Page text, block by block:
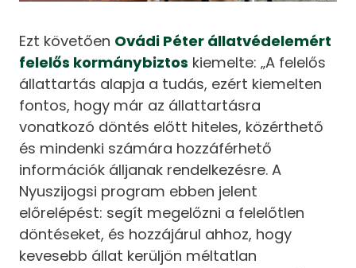
Ezt követően Ovádi Péter állatvédelemért
felelős kormánybiztos kiemelte: „A felelős
állattartás alapja a tudás, ezért kiemelten
fontos, hogy már az állattartásra
vonatkozó döntés előtt hiteles, közérthető
és mindenki számára hozzáférhető
információk álljanak rendelkezésre. A
Nyuszijogsi program ebben jelent
előrelépést: segít megelőzni a felelőtlen
döntéseket, és hozzájárul ahhoz, hogy
kevesebb állat kerüljön méltatlan